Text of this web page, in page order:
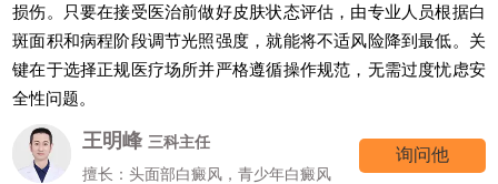
损伤。只要在接受医治前做好皮肤状态评估，由专业人员根据白
斑面积和病程阶段调节光照强度，就能将不适风险降到最低。关
键在于选择正规医疗场所并严格遵循操作规范，无需过度忧虑安
全性问题。
王明峰 三科主任
擅长：头面部白癜风，青少年白癜风
询问他